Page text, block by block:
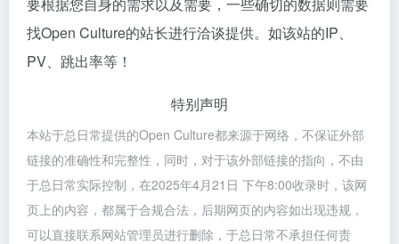
找Open Culture的站长进行洽谈提供。如该站的IP、
PV、跳出率等！
特别声明
本站于总日常提供的Open Culture都来源于网络，不保证外部
链接的准确性和完整性，同时，对于该外部链接的指向，不由
于总日常实际控制，在2025年4月21日 下午8:00收录时，该网
页上的内容，都属于合规合法，后期网页的内容如出现违规，
可以直接联系网站管理员进行删除，于总日常不承担任何责